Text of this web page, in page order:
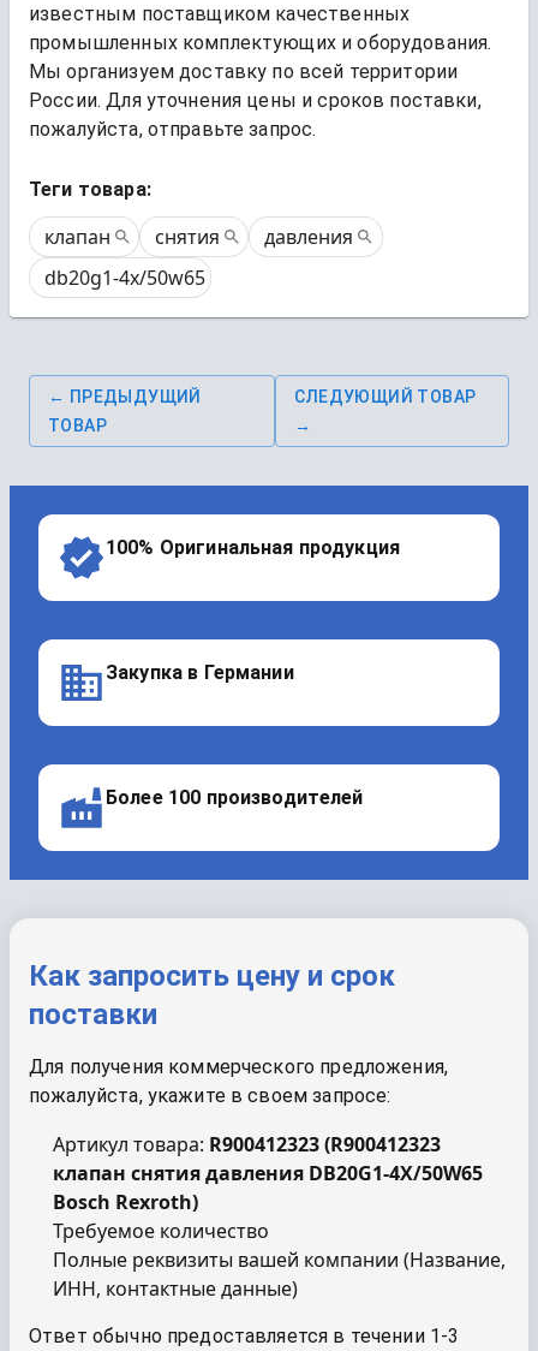
известным поставщиком качественных
промышленных комплектующих и оборудования.
Мы организуем доставку по всей территории
России. Для уточнения цены и сроков поставки,
пожалуйста, отправьте запрос.
Теги товара:
клапан снятия
давления
db20g1-4x/50w65
← ПРЕДЫДУЩИЙ
ТОВАР
СЛЕДУЮЩИЙ ТОВАР
→
100% Оригинальная продукция
Закупка в Германии
Более 100 производителей
Как запросить цену и срок
поставки
Для получения коммерческого предложения,
пожалуйста, укажите в своем запросе:
Артикул товара: R900412323(R900412323
клапан снятия давления DB20G1-4X/50W65
Bosch Rexroth)
Требуемое количество
Полные реквизиты вашей компании (Название,
ИНН, контактные данные)
Ответ обычно предоставляется в течении 1-3